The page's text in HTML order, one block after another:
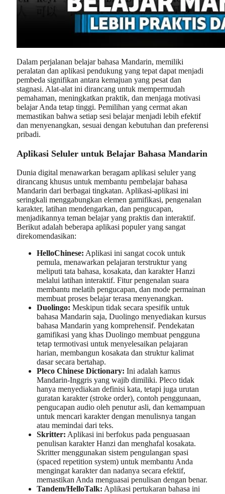
Dalam perjalanan belajar bahasa Mandarin, memiliki
peralatan dan aplikasi pendukung yang tepat dapat menjadi
pembeda signifikan antara kemajuan yang pesat dan
stagnasi. Alat-alat ini dirancang untuk mempermudah
pemahaman, meningkatkan praktik, dan menjaga motivasi
belajar Anda tetap tinggi. Pemilihan yang cermat akan
memastikan bahwa setiap sesi belajar menjadi lebih efektif
dan menyenangkan, sesuai dengan kebutuhan dan preferensi
pribadi.
Aplikasi Seluler untuk Belajar Bahasa Mandarin
Dunia digital menawarkan beragam aplikasi seluler yang
dirancang khusus untuk membantu pembelajar bahasa
Mandarin dari berbagai tingkatan. Aplikasi-aplikasi ini
seringkali menggabungkan elemen gamifikasi, pengenalan
karakter, latihan mendengarkan, dan pengucapan,
menjadikannya teman belajar yang praktis dan interaktif.
Berikut adalah beberapa aplikasi populer yang sangat
direkomendasikan:
HelloChinese: Aplikasi ini sangat cocok untuk
pemula, menawarkan pelajaran terstruktur yang
meliputi tata bahasa, kosakata, dan karakter Hanzi
melalui latihan interaktif. Fitur pengenalan suara
membantu melatih pengucapan, dan mode permainan
membuat proses belajar terasa menyenangkan.
Duolingo: Meskipun tidak secara spesifik untuk
bahasa Mandarin saja, Duolingo menyediakan kursus
bahasa Mandarin yang komprehensif. Pendekatan
gamifikasi yang khas Duolingo membuat pengguna
tetap termotivasi untuk menyelesaikan pelajaran
harian, membangun kosakata dan struktur kalimat
dasar secara bertahap.
Pleco Chinese Dictionary: Ini adalah kamus
Mandarin-Inggris yang wajib dimiliki. Pleco tidak
hanya menyediakan definisi kata, tetapi juga urutan
guratan karakter (stroke order), contoh penggunaan,
pengucapan audio oleh penutur asli, dan kemampuan
untuk mencari karakter dengan menulisnya tangan
atau memindai dari teks.
Skritter: Aplikasi ini berfokus pada penguasaan
penulisan karakter Hanzi dan menghafal kosakata.
Skritter menggunakan sistem pengulangan spasi
(spaced repetition system) untuk membantu Anda
mengingat karakter dan nadanya secara efektif,
memastikan Anda menguasai penulisan dengan benar.
Tandem/HelloTalk: Aplikasi pertukaran bahasa ini